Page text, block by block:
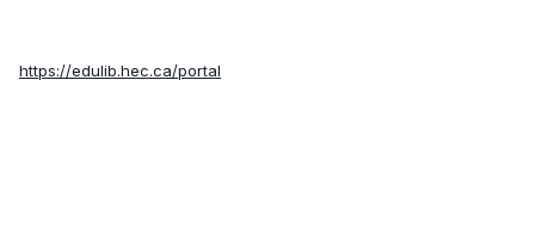
https://edulib.hec.ca/portal